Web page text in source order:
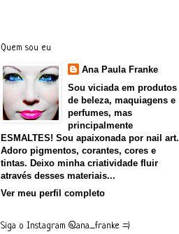
Quem sou eu
Ana Paula Franke
Sou viciada em produtos
de beleza, maquiagens e
perfumes, mas
principalmente
ESMALTES! Sou apaixonada por nail art.
Adoro pigmentos, corantes, cores e
tintas. Deixo minha criatividade fluir
através desses materiais...
Ver meu perfil completo
Siga o Instagram @ana_franke =)